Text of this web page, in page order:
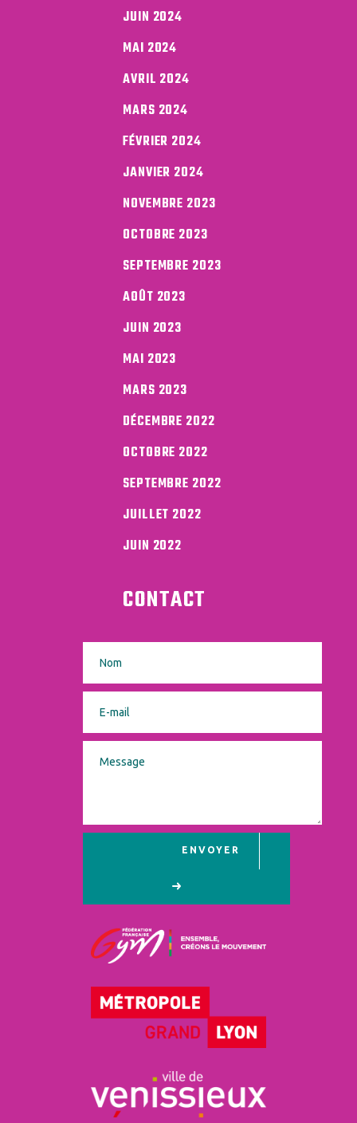
JUIN 2024
MAI 2024
AVRIL 2024
MARS 2024
FÉVRIER 2024
JANVIER 2024
NOVEMBRE 2023
OCTOBRE 2023
SEPTEMBRE 2023
AOÛT 2023
JUIN 2023
MAI 2023
MARS 2023
DÉCEMBRE 2022
OCTOBRE 2022
SEPTEMBRE 2022
JUILLET 2022
JUIN 2022
CONTACT
ENVOYER